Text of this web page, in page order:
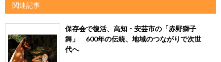
関連記事
保存会で復活、高知・安芸市の「赤野獅子
舞」 600年の伝統、地域のつながりで次世
代へ